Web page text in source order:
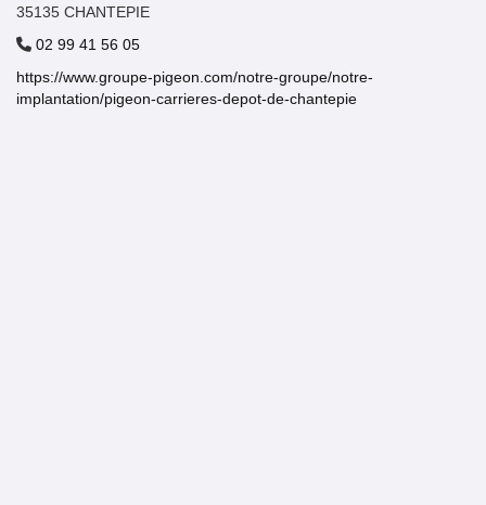
35135 CHANTEPIE
02 99 41 56 05
https://www.groupe-pigeon.com/notre-groupe/notre-
implantation/pigeon-carrieres-depot-de-chantepie